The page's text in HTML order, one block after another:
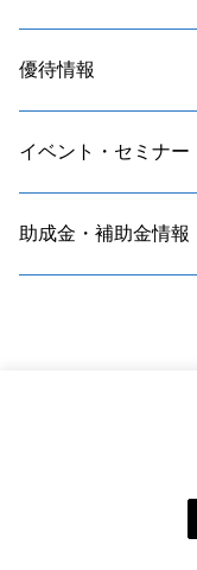
優待情報
イベント・セミナー
助成金・補助金情報